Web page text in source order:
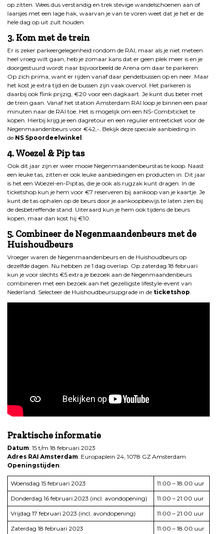
op zitten. Wees dus verstandig en trek stevige wandelschoenen aan of
laarsjes met een lage hak, waarvan je van te voren weet dat je het er de
hele dag op uit zult houden.
3. Kom met de trein
Er is zeker parkeergelegenheid rondom de RAI, maar als je niet meteen
heel vroeg wilt gaan, heb je zomaar kans dat er geen plek meer is en je
doorgestuurd wordt naar bijvoorbeeld de Arena om daar te parkeren.
Op zich prima, want er rijden vanaf daar pendelbussen op en neer. Maar
het kost je extra tijd en de bussen zijn vaak overvol. Het parkeren is
daarbij ook flink prijzig, €20 voor een dagkaart. Je kunt dus beter met
de trein gaan. Vanaf het station Amsterdam RAI loop je binnen een paar
minuten naar de RAI toe. Het is mogelijk om een NS-Combiticket te
kopen. Hierbij krijg je een dagretour en een regulier entreeticket voor de
Negenmaandenbeurs voor €42,-. Bekijk deze speciale aanbieding in
de NS Spoordeelwinkel
4. Woezel & Pip tas
Ook dit jaar zijn er weer mooie Negenmaandenbeurstas te koop. Naast
een leuke tas, zitten er ook leuke aanbiedingen en producten in. Dit jaar
is het een Woezel-en-Piptas, die je ook als rugzak kunt dragen. In de
ticketshop kun je hem voor €7 reserveren bij aankoop van je kaartje. Je
kunt de tas ophalen op de beurs door je aankoopbewijs te laten zien bij
de desbetreffende stand. Uiteraard kun je hem ook tijdens de beurs
kopen, maar dan kost hij €10.
5. Combineer de Negenmaandenbeurs met de
Huishoudbeurs
Vroeger waren de Negenmaandenbeurs en de Huishoudbeurs op
dezelfde dagen. Nu hebben ze 1 dag overlap. Op zaterdag 18 februari
kun je voor slechts €5 extra je bezoek aan de Negenmaandenbeurs
combineren met een bezoek aan het gezelligste lifestyle-event van
Nederland. Selecteer de Huishoudbeursupgrade in de ticketshop
Praktische informatie
Datum: 15 t/m 18 februari 2023
Adres RAI Amsterdam: Europaplein 24, 1078 GZ Amsterdam
Openingstijden:
Woensdag 15 februari 2023 11.00 – 18.00 uur
Donderdag 16 februari 2023 (incl. avondopening) 11.00 – 21.00 uur
Vrijdag 17 februari 2023 (incl. avondopening) 11.00 – 21.00 uur
Zaterdag 18 februari 2023 11.00 – 18.00 uur